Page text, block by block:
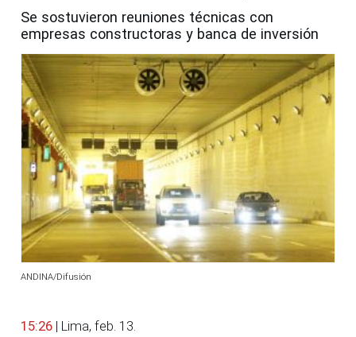
Se sostuvieron reuniones técnicas con
empresas constructoras y banca de inversión
ANDINA/Difusión
15:26 | Lima, feb. 13.